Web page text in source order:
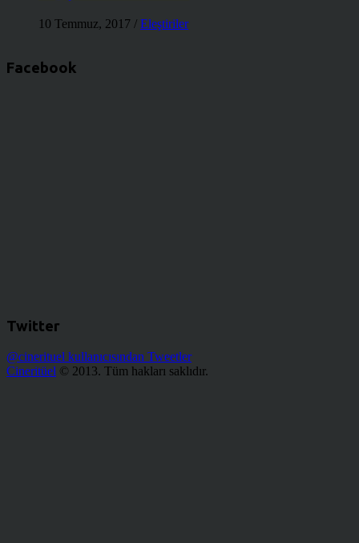
10 Temmuz, 2017 / Eleştiriler
Facebook
Twitter
@cinerituel kullanıcısından Tweetler
Cineritüel © 2013. Tüm hakları saklıdır.